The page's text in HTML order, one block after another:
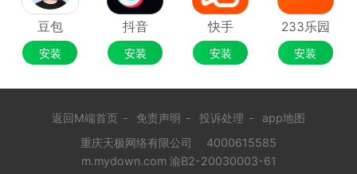
豆包
安装
抖音
安装
快手
安装
233乐园
安装
返回M端首页 - 免责声明 - 投诉处理 -
app地图
重庆天极网络有限公司
4000615585
m.mydown.com 渝B2-20030003-61